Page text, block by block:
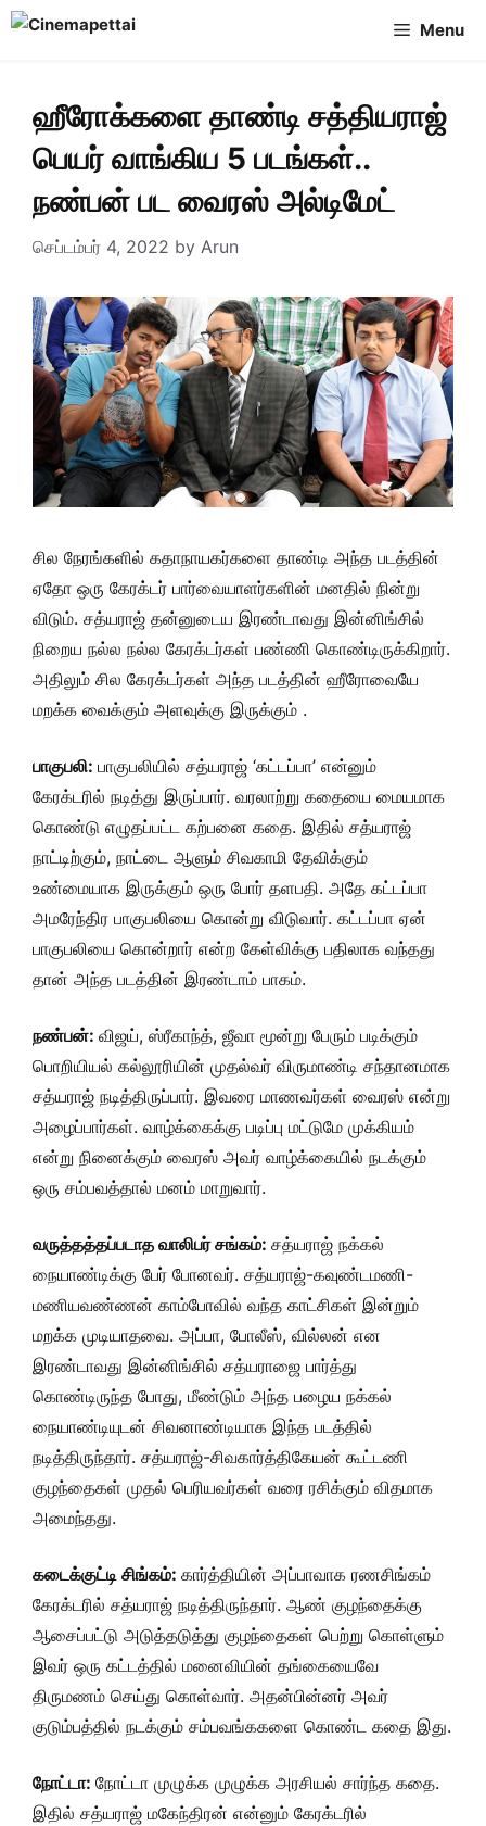
Skip
Menu
ஹீரோக்களை தாண்டி சத்தியராஜ்
பெயர் வாங்கிய 5 படங்கள்..
நண்பன் பட வைரஸ் அல்டிமேட்
செப்டம்பர் 4, 2022 by Arun
சில நேரங்களில் கதாநாயகர்களை தாண்டி அந்த படத்தின்
ஏதோ ஒரு கேரக்டர் பார்வையாளர்களின் மனதில் நின்று
விடும். சத்யராஜ் தன்னுடைய இரண்டாவது இன்னிங்சில்
நிறைய நல்ல நல்ல கேரக்டர்கள் பண்ணி கொண்டிருக்கிறார்.
அதிலும் சில கேரக்டர்கள் அந்த படத்தின் ஹீரோவையே
மறக்க வைக்கும் அளவுக்கு இருக்கும் .
பாகுபலி: பாகுபலியில் சத்யராஜ் ‘கட்டப்பா’ என்னும்
கேரக்டரில் நடித்து இருப்பார். வரலாற்று கதையை மையமாக
கொண்டு எழுதப்பட்ட கற்பனை கதை. இதில் சத்யராஜ்
நாட்டிற்கும், நாட்டை ஆளும் சிவகாமி தேவிக்கும்
உண்மையாக இருக்கும் ஒரு போர் தளபதி. அதே கட்டப்பா
அமரேந்திர பாகுபலியை கொன்று விடுவார். கட்டப்பா ஏன்
பாகுபலியை கொன்றார் என்ற கேள்விக்கு பதிலாக வந்தது
தான் அந்த படத்தின் இரண்டாம் பாகம்.
நண்பன்: விஜய், ஸ்ரீகாந்த், ஜீவா மூன்று பேரும் படிக்கும்
பொறியியல் கல்லூரியின் முதல்வர் விருமாண்டி சந்தானமாக
சத்யராஜ் நடித்திருப்பார். இவரை மாணவர்கள் வைரஸ் என்று
அழைப்பார்கள். வாழ்க்கைக்கு படிப்பு மட்டுமே முக்கியம்
என்று நினைக்கும் வைரஸ் அவர் வாழ்க்கையில் நடக்கும்
ஒரு சம்பவத்தால் மனம் மாறுவார்.
வருத்தத்தப்படாத வாலிபர் சங்கம்: சத்யராஜ் நக்கல்
நையாண்டிக்கு பேர் போனவர். சத்யராஜ்-கவுண்டமணி-
மணியவண்ணன் காம்போவில் வந்த காட்சிகள் இன்றும்
மறக்க முடியாதவை. அப்பா, போலீஸ், வில்லன் என
இரண்டாவது இன்னிங்சில் சத்யராஜை பார்த்து
கொண்டிருந்த போது, மீண்டும் அந்த பழைய நக்கல்
நையாண்டியுடன் சிவனாண்டியாக இந்த படத்தில்
நடித்திருந்தார். சத்யராஜ்-சிவகார்த்திகேயன் கூட்டணி
குழந்தைகள் முதல் பெரியவர்கள் வரை ரசிக்கும் விதமாக
அமைந்தது.
கடைக்குட்டி சிங்கம்: கார்த்தியின் அப்பாவாக ரணசிங்கம்
கேரக்டரில் சத்யராஜ் நடித்திருந்தார். ஆண் குழந்தைக்கு
ஆசைப்பட்டு அடுத்தடுத்து குழந்தைகள் பெற்று கொள்ளும்
இவர் ஒரு கட்டத்தில் மனைவியின் தங்கையைவே
திருமணம் செய்து கொள்வார். அதன்பின்னர் அவர்
குடும்பத்தில் நடக்கும் சம்பவங்ககளை கொண்ட கதை இது.
நோட்டா: நோட்டா முழுக்க முழுக்க அரசியல் சார்ந்த கதை.
இதில் சத்யராஜ் மகேந்திரன் என்னும் கேரக்டரில்